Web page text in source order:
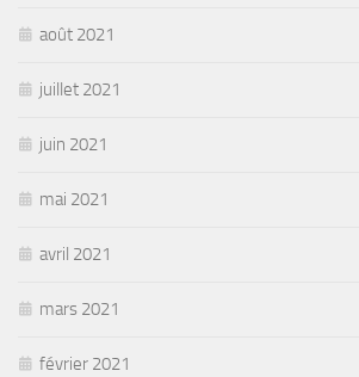
août 2021
juillet 2021
juin 2021
mai 2021
avril 2021
mars 2021
février 2021